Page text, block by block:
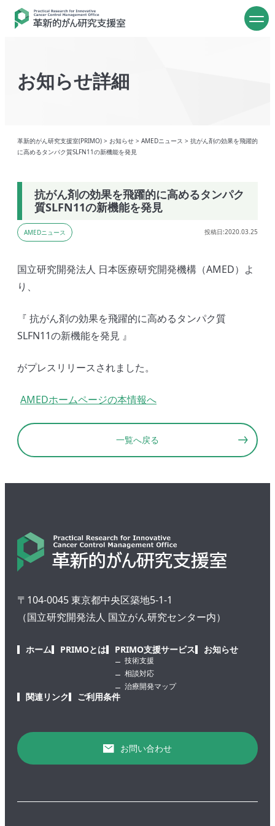
お知らせ詳細
革新的がん研究支援室(PRIMO) > お知らせ > AMEDニュース > 抗がん剤の効果を飛躍的
に高めるタンパク質SLFN11の新機能を発見
抗がん剤の効果を飛躍的に高めるタンパク
質SLFN11の新機能を発見
AMEDニュース 投稿日:2020.03.25
国立研究開発法人 日本医療研究開発機構（AMED）よ
り、
『 抗がん剤の効果を飛躍的に高めるタンパク質
SLFN11の新機能を発見 』
がプレスリリースされました。
AMEDホームページの本情報へ
一覧へ戻る
〒104-0045 東京都中央区築地5-1-1
（国立研究開発法人 国立がん研究センター内）
ホーム PRIMOとは PRIMO支援サービス
技術支援
相談対応
治療開発マップ
お知らせ
関連リンク ご利用条件
お問い合わせ